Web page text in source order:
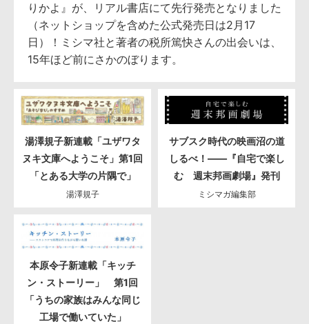
りかよ』が、リアル書店にて先行発売となりました
（ネットショップを含めた公式発売日は2月17
日）！ミシマ社と著者の税所篤快さんの出会いは、
15年ほど前にさかのぼります。
湯澤規子新連載「ユザワタ
ヌキ文庫へようこそ」第1回
「とある大学の片隅で」
湯澤規子
サブスク時代の映画沼の道
しるべ！――『自宅で楽し
む 週末邦画劇場』発刊
ミシマガ編集部
本原令子新連載「キッチ
ン・ストーリー」 第1回
「うちの家族はみんな同じ
工場で働いていた」